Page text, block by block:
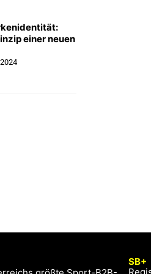
einer neuen
SB+